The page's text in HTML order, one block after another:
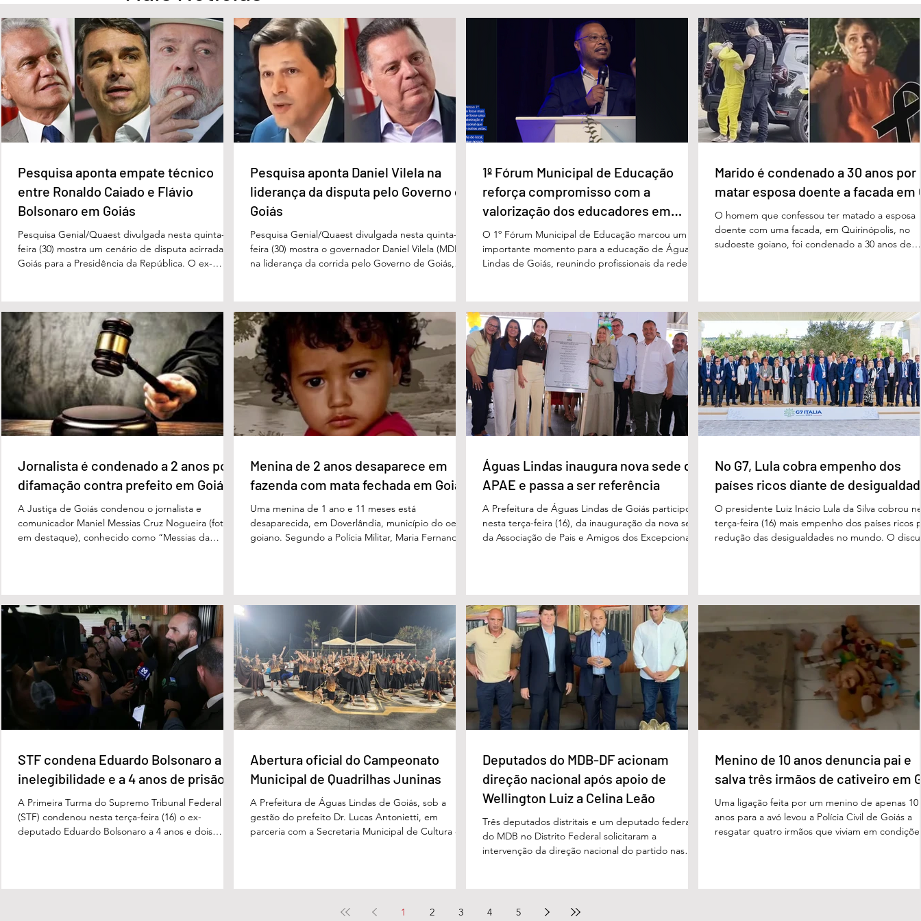
1º Fórum Municipal de
Educação reforça
compromisso com a
valorização dos educadores
Águas Lindas inaugura nova
sede da APAE e passa a ser
referência
Abertura oficial do
Campeonato Municipal de
Quadrilhas Juninas
Pesquisa aponta empate técnico
entre Ronaldo Caiado e Flávio
Bolsonaro em Goiás
Pesquisa Genial/Quaest divulgada nesta quinta-
feira (30) mostra um cenário de disputa acirrada em
Goiás para a Presidência da República. O ex-
27%. Considerando a margem de erro de três
pontos percentuais, os dois estão em empate
técnico. Na terceira colocação está o presidente
Luiz Inácio Lula da Silva (PT), com 23% das
intenções de voto. Os
Pesquisa aponta Daniel Vilela na
liderança da disputa pelo Governo de
Goiás
Pesquisa Genial/Quaest divulgada nesta quinta-
feira (30) mostra o governador Daniel Vilela (MDB)
na liderança da corrida pelo Governo de Goiás,
turno, Daniel Vilela aparece com 37% das intenções
de voto, seguido pelo ex-governador Marconi
Perillo (PSDB), com 21%. Em seguida estão Wilder
Morais (PL), com 11%, Luis Cesar Bueno (PT), com
3%, e
1º Fórum Municipal de Educação
reforça compromisso com a
valorização dos educadores em
Águas Lindas
O 1º Fórum Municipal de Educação marcou um
importante momento para a educação de Águas
Lindas de Goiás, reunindo profissionais da rede
um papel fundamental na formação das futuras
gerações. Durante o evento, o secretário municipal
de Educação, Denildson Oliveira, destacou que o
fórum nasceu do desejo de oferecer aos
educadores muito mais do que um
Marido é condenado a 30 anos por
matar esposa doente a facada em
O homem que confessou ter matado a esposa
doente com uma facada, em Quirinópolis, no
sudoeste goiano, foi condenado a 30 anos de
Acidente Vascular Cerebral (AVC) e estava em
condição de fragilidade física. De acordo com o
processo, Cléria foi morta com um único golpe
faca no pescoço, enquanto estava no quarto
repousando, desferido pelo
Jornalista é condenado a 2 anos por
difamação contra prefeito em Goiás
A Justiça de Goiás condenou o jornalista e
comunicador Maniel Messias Cruz Nogueira (foto
em destaque), conhecido como “Messias da
proferida pelo juiz Hermes Pereira Vidigal, da Vara
Criminal da Comarca de Edéia. O jornalista
contesta a decisão e diz que sofre perseguição.
Apesar da condenação, a pena será cumprida em
regime inicialmente aberto e
Menina de 2 anos desaparece em
fazenda com mata fechada em Goiás
Uma menina de 1 ano e 11 meses está
desaparecida, em Doverlândia, município do oeste
goiano. Segundo a Polícia Militar, Maria Fernanda
terça-feira (16/6) não havia sido localizada. O Corpo
de Bombeiros realiza buscas na região, que é de
mata fechada e próxima ao Rio Paraíso. De acordo
com o tenente Vivaldo Alves da Silva Filho, da Polí
Águas Lindas inaugura nova sede da
APAE e passa a ser referência
A Prefeitura de Águas Lindas de Goiás participou,
nesta terça-feira (16), da inauguração da nova sede
da Associação de Pais e Amigos dos Excepcionais,
avanço nas políticas públicas de inclusão, educação
especializada e atendimento multidisciplinar às
pessoas com deficiência. A nova estrutura foi
projetada para oferecer acolhimento, dese
No G7, Lula cobra empenho dos
países ricos diante de
O presidente Luiz Inácio Lula da Silva cobrou
terça-feira (16) mais empenho dos países ricos
redução das desigualdades no mundo. O
entre países ricos e pobres tem aumentado.
internacional encolhe. A distância que separa a
prosperidade de Évian da realidade
STF condena Eduardo Bolsonaro a
inelegibilidade e a 4 anos de prisão
A Primeira Turma do Supremo Tribunal Federal
(STF) condenou nesta terça-feira (16) o ex-
deputado Eduardo Bolsonaro a 4 anos e dois
prisão, o ex-deputado foi condenado a oito anos
Abertura oficial do Campeonato
Municipal de Quadrilhas Juninas
A Prefeitura de Águas Lindas de Goiás, sob a
gestão do prefeito Dr. Lucas Antonietti, em
parceria com a Secretaria Municipal de Cultura e
Campeonato Municipal de Quadrilhas Juninas. O
competição, que percorrerá diversas festividades
Deputados do MDB-DF acionam
direção nacional após apoio de
Wellington Luiz a Celina Leão
Três deputados distritais e um deputado federal
do MDB no Distrito Federal solicitaram a
intervenção da direção nacional do partido nas
regional da sigla, Wellington Luiz, em defesa da
Menino de 10 anos denuncia pai e
salva três irmãos de cativeiro em
Uma ligação feita por um menino de apenas 10
anos para a avó levou a Polícia Civil de Goiás a
resgatar quatro irmãos que viviam em
feira (5/6), quando a criança conseguiu pedir
1 2 3 4 5